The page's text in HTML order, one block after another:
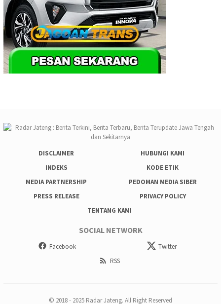
DISCLAIMER
HUBUNGI KAMI
INDEKS
KODE ETIK
MEDIA PARTNERSHIP
PEDOMAN MEDIA SIBER
PRESS RELEASE
PRIVACY POLICY
TENTANG KAMI
SOCIAL NETWORK
Facebook
Twitter
RSS
© 2018 - 2025 Radar Jateng. All Right Reserved